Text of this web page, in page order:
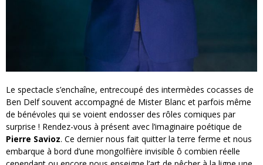
Le spectacle s’enchaîne, entrecoupé des intermèdes cocasses de
Ben Delf souvent accompagné de Mister Blanc et parfois même
de bénévoles qui se voient endosser des rôles comiques par
surprise ! Rendez-vous à présent avec l’imaginaire poétique de
Pierre Savioz. Ce dernier nous fait quitter la terre ferme et nous
embarque à bord d’une mongolfière invisible ô combien réelle